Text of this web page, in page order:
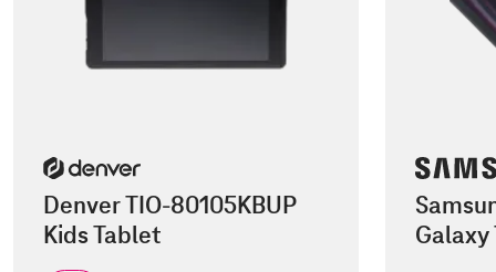
Denver TIO-80105KBUP
Kids Tablet
Galaxy